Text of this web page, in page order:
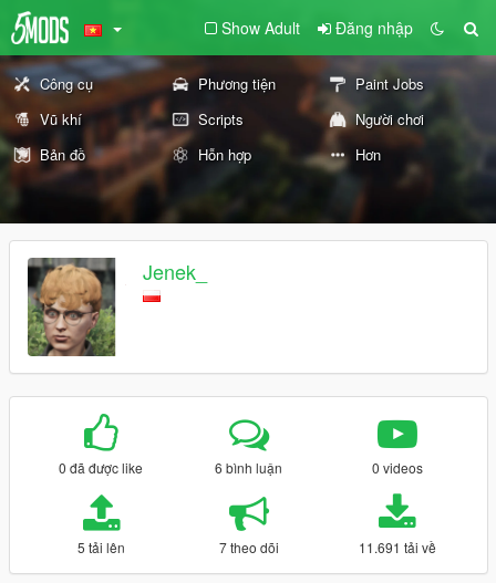
Show Adult Đăng nhập
Công cụ Phương tiện
Paint Jobs
Vũ khí
Scripts
Người chơi
Bản đồ
Hỗn hợp Hơn
Jenek_
0 đã được like 6 bình luận 0 videos
5 tải lên 7 theo dõi 11.691 tải về